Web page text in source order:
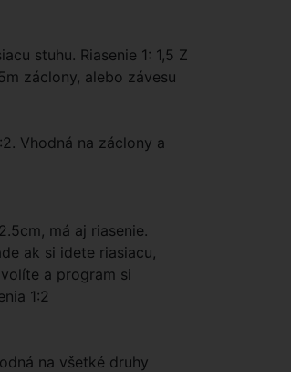
stuhu. Riasenie 1: 1,5 Z
záclony, alebo závesu
Vhodná na záclony a
má aj riasenie.
ak si idete riasiacu,
a program si
1:2
na všetké druhy